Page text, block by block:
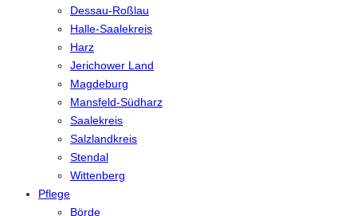
Dessau-Roßlau
Halle-Saalekreis
Harz
Jerichower Land
Magdeburg
Mansfeld-Südharz
Saalekreis
Salzlandkreis
Stendal
Wittenberg
Pflege
Börde